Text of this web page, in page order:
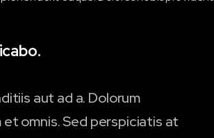
aut ad a. Dolorum
omnis. Sed perspiciatis at